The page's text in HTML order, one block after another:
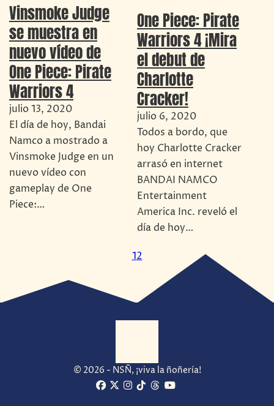
Vinsmoke Judge
se muestra en
nuevo vídeo de
One Piece: Pirate
Warriors 4
julio 13, 2020
El día de hoy, Bandai
Namco a mostrado a
Vinsmoke Judge en un
nuevo vídeo con
gameplay de One
Piece:…
One Piece: Pirate
Warriors 4 ¡Mira
el debut de
Charlotte
Cracker!
julio 6, 2020
Todos a bordo, que
hoy Charlotte Cracker
arrasó en internet
BANDAI NAMCO
Entertainment
America Inc. reveló el
día de hoy…
12
© 2026 - NSÑ, ¡viva la ñoñería!